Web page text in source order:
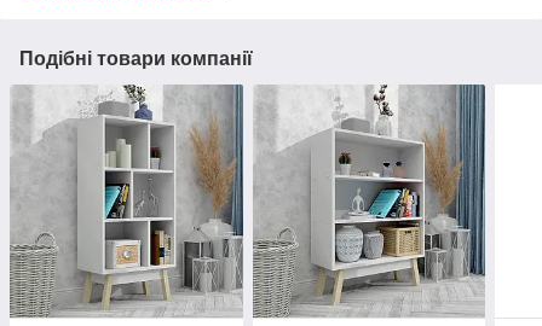
Подібні товари компанії